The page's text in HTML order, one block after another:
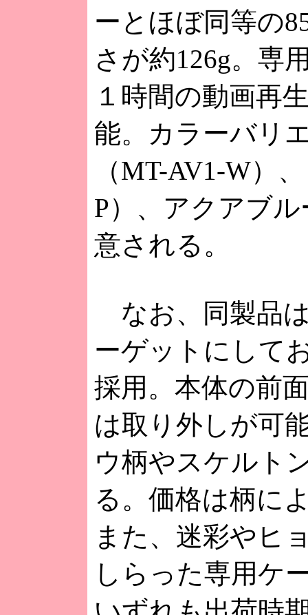
ーとほぼ同等の
さが約126g。専
１時間の動画再
能。カラーバリ
（MT-AV1-W）
P）、アクアブ
意される。
なお、同製品
ーゲットにして
採用。本体の前
は取り外しが可
ウ柄やスケルト
る。価格は柄に
また、迷彩やヒ
しらった専用ケ